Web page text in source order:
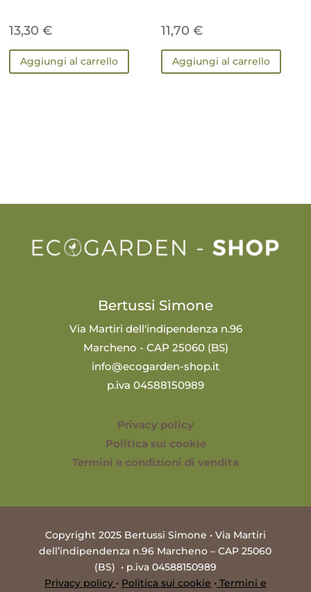
13,30€
Aggiungi al carrello
11,70€
Aggiungi al carrello
Bertussi Simone
Via Martiri dell'indipendenza n.96
Marcheno - CAP 25060 (BS)
info@ecogarden-shop.it
p.iva 04588150989
Privacy policy
Politica sui cookie
Termini e condizioni di vendita
Copyright 2025 Bertussi Simone • Via Martiri
dell’indipendenza n.96 Marcheno – CAP 25060
(BS) • p.iva 04588150989
Privacy policy • Politica sui cookie •Termini e